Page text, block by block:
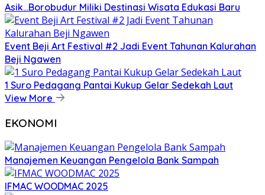
Asik…Borobudur Miliki Destinasi Wisata Edukasi Baru
Event Beji Art Festival #2 Jadi Event Tahunan Kalurahan
Beji Ngawen
1 Suro Pedagang Pantai Kukup Gelar Sedekah Laut
View More
EKONOMI
Manajemen Keuangan Pengelola Bank Sampah
IFMAC WOODMAC 2025